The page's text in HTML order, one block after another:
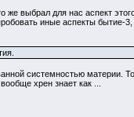
выбрал для нас аспект
иные аспекты бытие-3,
системностью материи.
хрен знает как ...